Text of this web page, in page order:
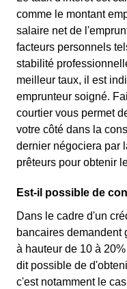
comme le montant
salaire net de
facteurs personnels
stabilité
meilleur taux, il est
emprunteur soigné.
courtier vous permet
votre côté dans la
dernier négociera par
prêteurs pour obtenir
Est-il possible de
Dans le cadre d'un
bancaires demandent
à hauteur de 10 à
dit possible de
c'est notamment le